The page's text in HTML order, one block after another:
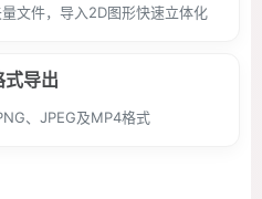
文件，导入2D图形快速立体化
式导出
、JPEG及MP4格式